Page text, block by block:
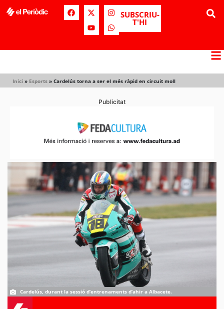
SUBSCRIU-
T'HI
Inici » Esports » Cardelús torna a ser el més ràpid en circuit moll
Publicitat
Cardelús, durant la sessió d’entrenaments d’ahir a Albacete.